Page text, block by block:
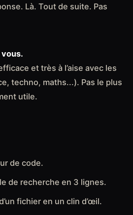
Là. Tout de suite. Pas
et très à l’aise avec les
techno, maths...). Pas le plus
utile.
de code.
de recherche en 3 lignes.
fichier en un clin d’œil.